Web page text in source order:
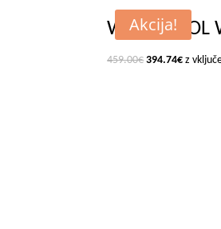
Akcija!
WHIRLPOOL
459.00€ 394.74€ z